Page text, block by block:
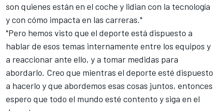
son quienes están en el coche y lidian con la tecnología
y con cómo impacta en las carreras."
"Pero hemos visto que el deporte está dispuesto a
hablar de esos temas internamente entre los equipos y
a reaccionar ante ello, y a tomar medidas para
abordarlo. Creo que mientras el deporte esté dispuesto
a hacerlo y que abordemos esas cosas juntos, entonces
espero que todo el mundo esté contento y siga en el